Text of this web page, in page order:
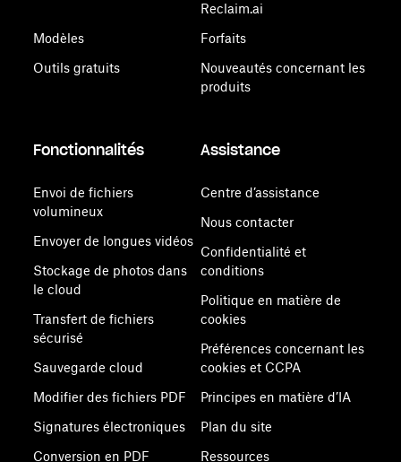
Modèles
Outils gratuits
Reclaim.ai
Forfaits
Nouveautés concernant les
produits
Fonctionnalités
Envoi de fichiers
volumineux
Envoyer de longues vidéos
Stockage de photos dans
le cloud
Transfert de fichiers
sécurisé
Sauvegarde cloud
Modifier des fichiers PDF
Signatures électroniques
Conversion en PDF
Assistance
Centre d’assistance
Nous contacter
Confidentialité et
conditions
Politique en matière de
cookies
Préférences concernant les
cookies et CCPA
Principes en matière d’IA
Plan du site
Ressources